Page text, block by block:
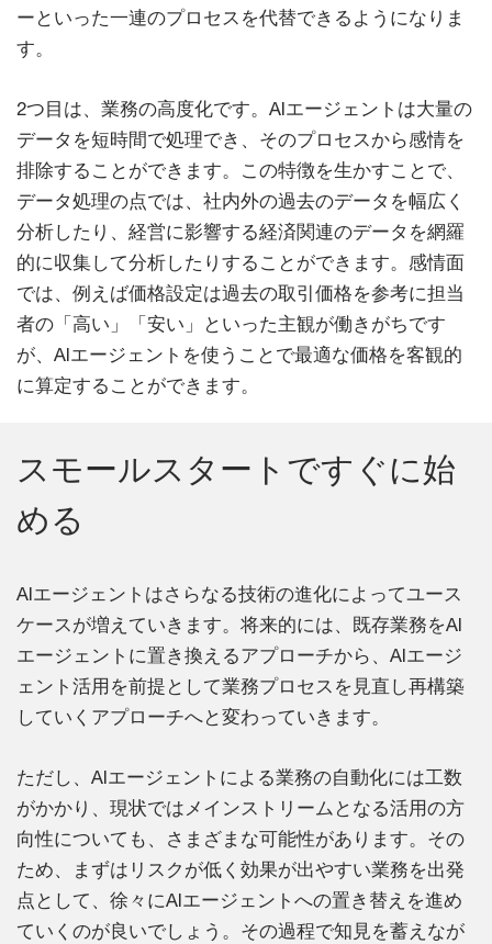
ーといった一連のプロセスを代替できるようになりま
す。
2つ目は、業務の高度化です。AIエージェントは大量の
データを短時間で処理でき、そのプロセスから感情を
排除することができます。この特徴を生かすことで、
データ処理の点では、社内外の過去のデータを幅広く
分析したり、経営に影響する経済関連のデータを網羅
的に収集して分析したりすることができます。感情面
では、例えば価格設定は過去の取引価格を参考に担当
者の「高い」「安い」といった主観が働きがちです
が、AIエージェントを使うことで最適な価格を客観的
に算定することができます。
スモールスタートですぐに始
める
AIエージェントはさらなる技術の進化によってユース
ケースが増えていきます。将来的には、既存業務をAI
エージェントに置き換えるアプローチから、AIエージ
ェント活用を前提として業務プロセスを見直し再構築
していくアプローチへと変わっていきます。
ただし、AIエージェントによる業務の自動化には工数
がかかり、現状ではメインストリームとなる活用の方
向性についても、さまざまな可能性があります。その
ため、まずはリスクが低く効果が出やすい業務を出発
点として、徐々にAIエージェントへの置き替えを進め
ていくのが良いでしょう。その過程で知見を蓄えなが